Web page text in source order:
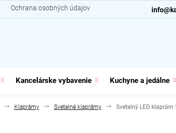
Ochrana osobných údajov
Kancelárske vybavenie Kuchyne a jedálne
Klaprámy Svetelné klaprámy Svetelný LED